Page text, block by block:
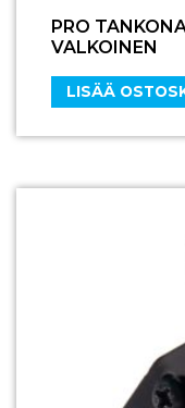
PRO
VALKOINEN
LISÄÄ